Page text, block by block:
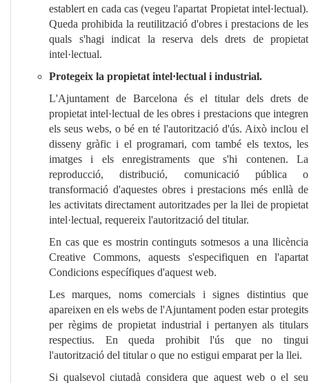
establert en cada cas (vegeu l'apartat Propietat intel·lectual).
Queda prohibida la reutilització d'obres i prestacions de les
quals s'hagi indicat la reserva dels drets de propietat
intel·lectual.
Protegeix la propietat intel·lectual i industrial.
L'Ajuntament de Barcelona és el titular dels drets de
propietat intel·lectual de les obres i prestacions que integren
els seus webs, o bé en té l'autorització d'ús. Això inclou el
disseny gràfic i el programari, com també els textos, les
imatges i els enregistraments que s'hi contenen. La
reproducció, distribució, comunicació pública o
transformació d'aquestes obres i prestacions més enllà de
les activitats directament autoritzades per la llei de propietat
intel·lectual, requereix l'autorització del titular.
En cas que es mostrin continguts sotmesos a una llicència
Creative Commons, aquests s'especifiquen en l'apartat
Condicions específiques d'aquest web.
Les marques, noms comercials i signes distintius que
apareixen en els webs de l'Ajuntament poden estar protegits
per règims de propietat industrial i pertanyen als titulars
respectius. En queda prohibit l'ús que no tingui
l'autorització del titular o que no estigui emparat per la llei.
Si qualsevol ciutadà considera que aquest web o el seu